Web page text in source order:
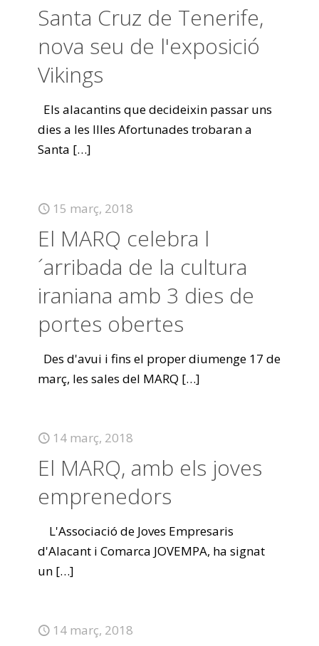
Santa Cruz de Tenerife,
nova seu de l'exposició
Vikings
Els alacantins que decideixin passar uns
dies a les Illes Afortunades trobaran a
Santa […]
15 març, 2018
El MARQ celebra l
´arribada de la cultura
iraniana amb 3 dies de
portes obertes
Des d'avui i fins el proper diumenge 17 de
març, les sales del MARQ […]
14 març, 2018
El MARQ, amb els joves
emprenedors
L'Associació de Joves Empresaris
d'Alacant i Comarca JOVEMPA, ha signat
un […]
14 març, 2018